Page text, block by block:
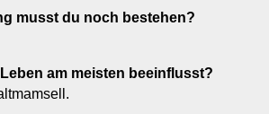
musst du noch bestehen?
am meisten beeinflusst?